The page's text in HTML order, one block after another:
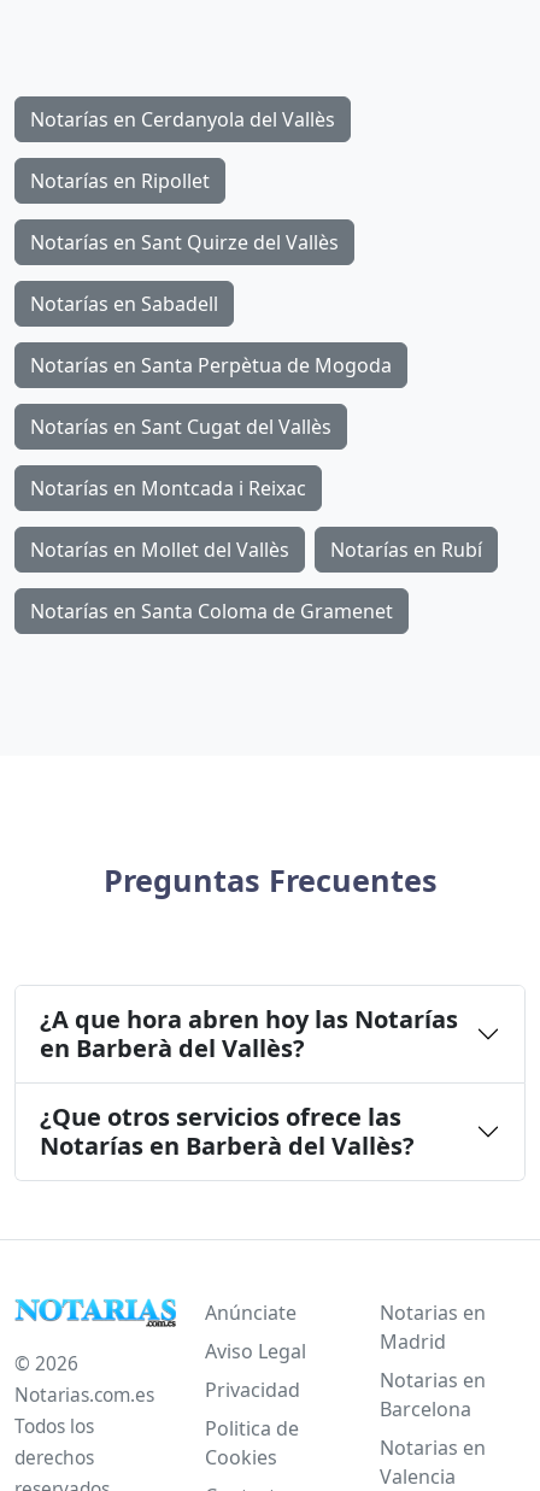
Notarías en Cerdanyola del Vallès
Notarías en Ripollet
Notarías en Sant Quirze del Vallès
Notarías en Sabadell
Notarías en Santa Perpètua de Mogoda
Notarías en Sant Cugat del Vallès
Notarías en Montcada i Reixac
Notarías en Mollet del Vallès Notarías en Rubí
Notarías en Santa Coloma de Gramenet
Preguntas Frecuentes
¿A que hora abren hoy las Notarías
en Barberà del Vallès?
¿Que otros servicios ofrece las
Notarías en Barberà del Vallès?
© 2026
Notarias.com.es
Todos los
derechos
Anúnciate
Aviso Legal
Privacidad
Politica de
Cookies
Notarias en
Madrid
Notarias en
Barcelona
Notarias en
Valencia